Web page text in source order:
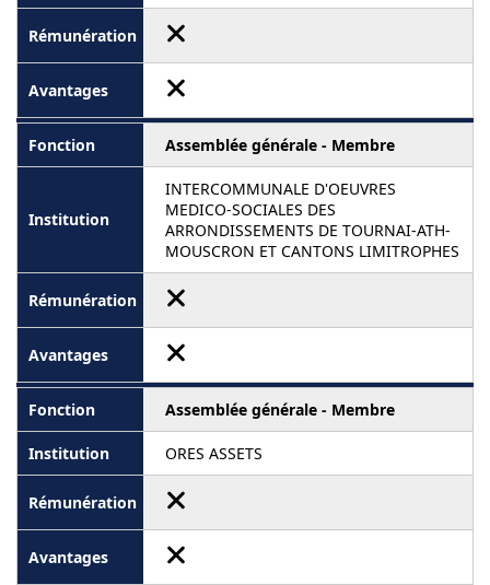
Assemblée générale - Membre
INTERCOMMUNALE D'OEUVRES
MEDICO-SOCIALES DES
ARRONDISSEMENTS DE TOURNAI-ATH-
MOUSCRON ET CANTONS LIMITROPHES
Assemblée générale - Membre
ORES ASSETS